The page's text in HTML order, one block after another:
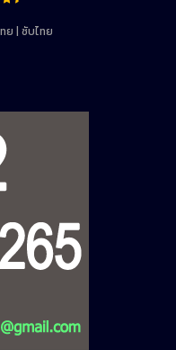
ย | ซับไทย